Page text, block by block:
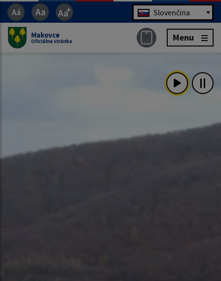
Jazyk Slovenčina
Makovce
Oficiálna stránka Menu